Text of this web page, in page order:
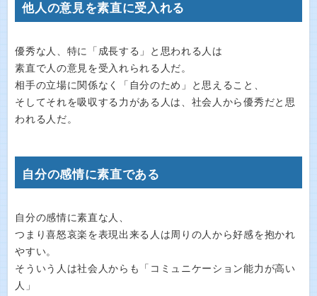
他人の意見を素直に受入れる
優秀な人、特に「成長する」と思われる人は
素直で人の意見を受入れられる人だ。
相手の立場に関係なく「自分のため」と思えること、
そしてそれを吸収する力がある人は、社会人から優秀だと思
われる人だ。
自分の感情に素直である
自分の感情に素直な人、
つまり喜怒哀楽を表現出来る人は周りの人から好感を抱かれ
やすい。
そういう人は社会人からも「コミュニケーション能力が高い
人」